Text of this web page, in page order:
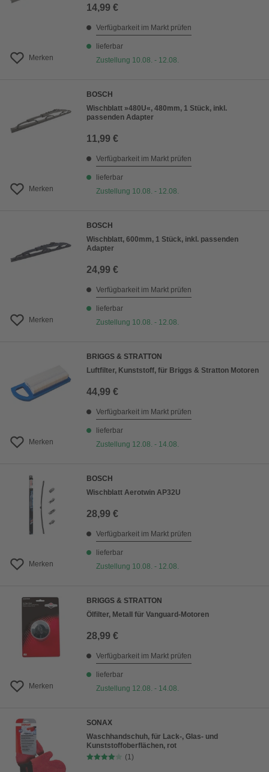
Merken
14,99 €
Verfügbarkeit im Markt prüfen
lieferbar
Zustellung 10.08. - 12.08.
Merken
BOSCH
Wischblatt »480U«, 480mm, 1 Stück, inkl.
passenden Adapter
11,99 €
Verfügbarkeit im Markt prüfen
lieferbar
Zustellung 10.08. - 12.08.
Merken
BOSCH
Wischblatt, 600mm, 1 Stück, inkl. passenden
Adapter
24,99 €
Verfügbarkeit im Markt prüfen
lieferbar
Zustellung 10.08. - 12.08.
Merken
BRIGGS & STRATTON
Luftfilter, Kunststoff, für Briggs & Stratton Motoren
44,99 €
Verfügbarkeit im Markt prüfen
lieferbar
Zustellung 12.08. - 14.08.
Merken
BOSCH
Wischblatt Aerotwin AP32U
28,99 €
Verfügbarkeit im Markt prüfen
lieferbar
Zustellung 10.08. - 12.08.
Merken
BRIGGS & STRATTON
Ölfilter, Metall für Vanguard-Motoren
28,99 €
Verfügbarkeit im Markt prüfen
lieferbar
Zustellung 12.08. - 14.08.
SONAX
Waschhandschuh, für Lack-, Glas- und
Kunststoffoberflächen, rot
(1)